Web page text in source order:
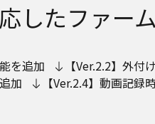
したファー
を追加
【Ver.2.2】外付
加
【Ver.2.4】動画記